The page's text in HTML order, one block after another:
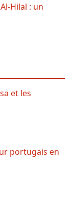
Hilal : un
et les
portugais en